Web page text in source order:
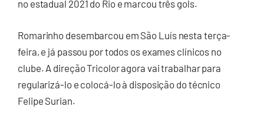
no estadual 2021 do Rio e marcou três gols.
Romarinho desembarcou em São Luís nesta terça-
feira, e já passou por todos os exames clínicos no
clube. A direção Tricolor agora vai trabalhar para
regularizá-lo e colocá-lo à disposição do técnico
Felipe Surian.